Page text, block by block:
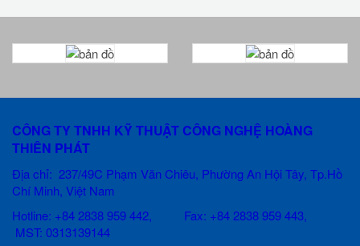
CÔNG TY TNHH KỸ THUẬT CÔNG NGHỆ HOÀNG
THIÊN PHÁT
Địa chỉ: 237/49C Phạm Văn Chiêu, Phường An Hội Tây, Tp.Hồ
Chí Minh, Việt Nam
Hotline: +84 2838 959 442, Fax: +84 2838 959 443,
MST: 0313139144